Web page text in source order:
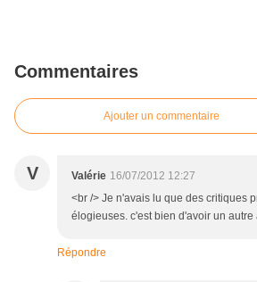
Commentaires
Ajouter un commentaire
V Valérie 16/07/2012 12:27
<br /> Je n'avais lu que des critiques
élogieuses. c'est bien d'avoir un autre
Répondre